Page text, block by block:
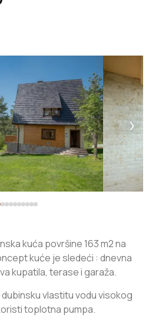
›
kuća površine 163 m2 na
kuće je sledeći : dnevna
kupatila, terase i garaža.
vlastitu vodu visokog
toplotna pumpa.